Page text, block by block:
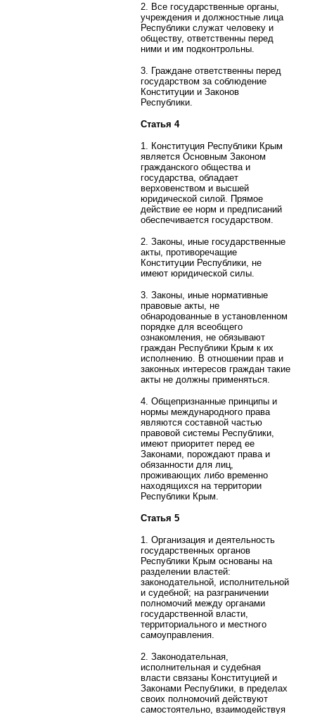
2. Все государственные органы,
учреждения и должностные лица
Республики служат человеку и
обществу, ответственны перед
ними и им подконтрольны.
3. Граждане ответственны перед
государством за соблюдение
Конституции и Законов
Республики.
Статья 4
1. Конституция Республики Крым
является Основным Законом
гражданского общества и
государства, обладает
верховенством и высшей
юридической силой. Прямое
действие ее норм и предписаний
обеспечивается государством.
2. Законы, иные государственные
акты, противоречащие
Конституции Республики, не
имеют юридической силы.
3. Законы, иные нормативные
правовые акты, не
обнародованные в установленном
порядке для всеобщего
ознакомления, не обязывают
граждан Республики Крым к их
исполнению. В отношении прав и
законных интересов граждан такие
акты не должны применяться.
4. Общепризнанные принципы и
нормы международного права
являются составной частью
правовой системы Республики,
имеют приоритет перед ее
Законами, порождают права и
обязанности для лиц,
проживающих либо временно
находящихся на территории
Республики Крым.
Статья 5
1. Организация и деятельность
государственных органов
Республики Крым основаны на
разделении властей:
законодательной, исполнительной
и судебной; на разграничении
полномочий между органами
государственной власти,
территориального и местного
самоуправления.
2. Законодательная,
исполнительная и судебная
власти связаны Конституцией и
Законами Республики, в пределах
своих полномочий действуют
самостоятельно, взаимодействуя